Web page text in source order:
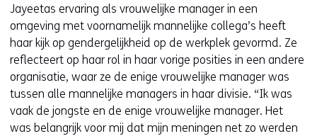
Jayeetas ervaring als vrouwelijke manager in een
omgeving met voornamelijk mannelijke collega’s heeft
haar kijk op gendergelijkheid op de werkplek gevormd. Ze
reflecteert op haar rol in haar vorige posities in een andere
organisatie, waar ze de enige vrouwelijke manager was
tussen alle mannelijke managers in haar divisie. “Ik was
vaak de jongste en de enige vrouwelijke manager. Het
was belangrijk voor mij dat mijn meningen net zo werden